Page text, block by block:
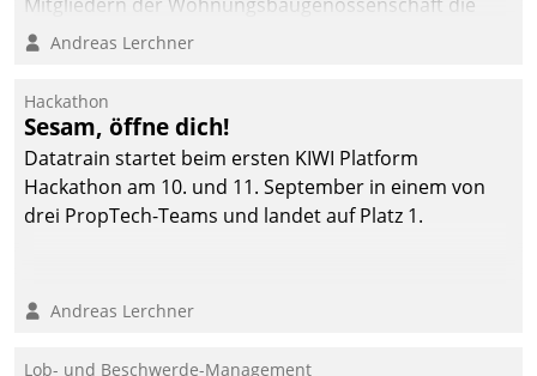
Kommunikationswege bei
Kontaktaufnahme per Smartphone, Tablet oder PC.
Andreas Lerchner
Hackathon
Sesam, öffne dich!
Datatrain startet beim ersten KIWI Platform
Hackathon am 10. und 11. September in einem von
drei PropTech-Teams und landet auf Platz 1.
Andreas Lerchner
Lob- und Beschwerde-Management